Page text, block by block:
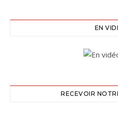
EN
RECEVOIR